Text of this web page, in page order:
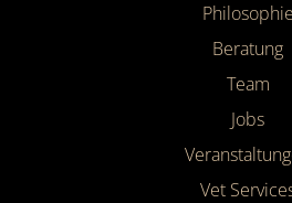
Philosophie
Beratung
Team
Jobs
Vet